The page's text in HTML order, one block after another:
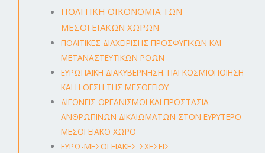
ΠΟΛΙΤΙΚΗ ΟΙΚΟΝΟΜΙΑ ΤΩΝ
ΜΕΣΟΓΕΙΑΚΩΝ ΧΩΡΩΝ
ΠΟΛΙΤΙΚΕΣ ΔΙΑΧΕΙΡΙΣΗΣ ΠΡΟΣΦΥΓΙΚΩΝ ΚΑΙ
ΜΕΤΑΝΑΣΤΕΥΤΙΚΩΝ ΡΟΩΝ
ΕΥΡΩΠΑΪΚΗ ΔΙΑΚΥΒΕΡΝΗΣΗ. ΠΑΓΚΟΣΜΙΟΠΟΙΗΣΗ
ΚΑΙ Η ΘΕΣΗ ΤΗΣ ΜΕΣΟΓΕΙΟΥ
ΔΙΕΘΝΕΙΣ ΟΡΓΑΝΙΣΜΟΙ ΚΑΙ ΠΡΟΣΤΑΣΙΑ
ΑΝΘΡΩΠΙΝΩΝ ΔΙΚΑΙΩΜΑΤΩΝ ΣΤΟΝ ΕΥΡΥΤΕΡΟ
ΜΕΣΟΓΕΙΑΚΟ ΧΩΡΟ
ΕΥΡΩ-ΜΕΣΟΓΕΙΑΚΕΣ ΣΧΕΣΕΙΣ